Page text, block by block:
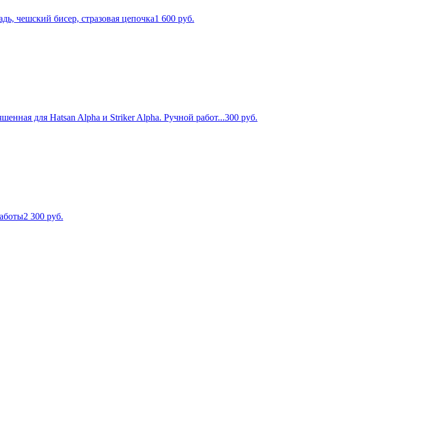
чешский бисер, стразовая цепочка1 600 руб.
для Hatsan Alpha и Striker Alpha. Ручной работ...300 руб.
2 300 руб.